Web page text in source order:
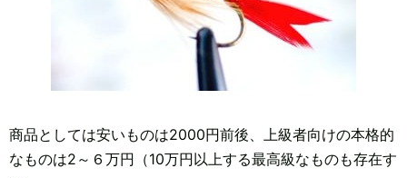
商品としては安いものは2000円前後、上級者向けの本格的
なものは2～６万円（10万円以上する最高級なものも存在す